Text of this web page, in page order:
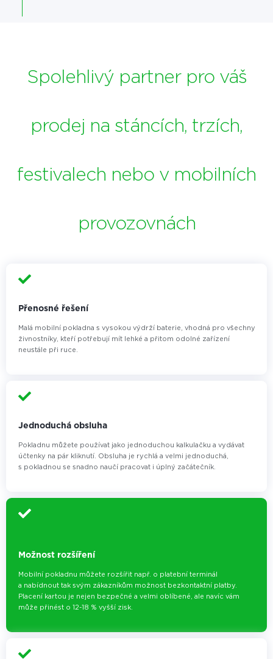
Spolehlivý partner pro váš
prodej na stáncích, trzích,
festivalech nebo v mobilních
provozovnách
Přenosné řešení
Malá mobilní pokladna s vysokou výdrží baterie, vhodná pro všechny
živnostníky, kteří potřebují mít lehké a přitom odolné zařízení
neustále při ruce.
Jednoduchá obsluha
Pokladnu můžete používat jako jednoduchou kalkulačku a vydávat
účtenky na pár kliknutí. Obsluha je rychlá a velmi jednoduchá,
s pokladnou se snadno naučí pracovat i úplný začátečník.
Možnost rozšíření
Mobilní pokladnu můžete rozšířit např. o platební terminál
a nabídnout tak svým zákazníkům možnost bezkontaktní platby.
Placení kartou je nejen bezpečné a velmi oblíbené, ale navíc vám
může přinést o 12-18 % vyšší zisk.